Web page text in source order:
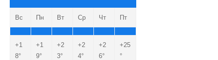
Вс Пн Вт Ср Чт Пт
+1
8°
+1
9°
+2
3°
+2
4°
+2
6°
+25
°